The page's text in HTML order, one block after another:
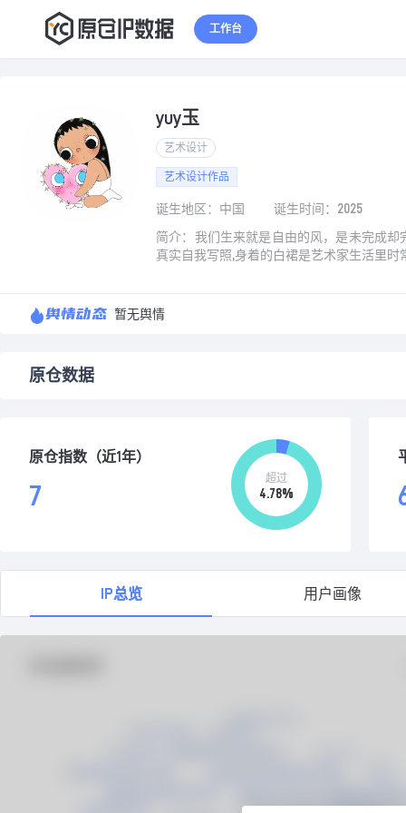
工作台
yuy玉
艺术设计
艺术设计作品
诞生地区：中国 诞生时间：2025
简介：我们生来就是自由的风，是未完成却
真实自我写照,身着的白裙是艺术家生活里
舆情动态 暂无舆情
原仓数据
原仓指数（近1年）
7
超过
4.78%
IP总览 用户画像